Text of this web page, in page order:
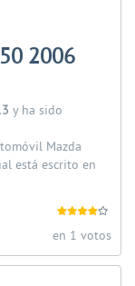
2006
y ha sido
Mazda
está escrito en
en 1 votos